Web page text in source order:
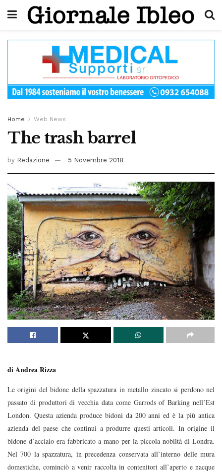
Home Web News
The trash barrel
by Redazione 5 Novembre 2018
di Andrea Rizza
Le origini del bidone della spazzatura in metallo zincato si perdono nel
passato di produttori di vecchia data come Garrods of Barking nell’Est
London. Questa azienda produce bidoni da 200 anni ed è la più antica
azienda del paese che continui a produrre questi articoli. In origine il
bidone d’acciaio era fabbricato a mano per la piccola nobiltà di Londra.
Nel 700 la spazzatura, in precedenza conservata all’interno delle mura
domestiche, cominciò a venir raccolta in contenitori all’aperto e nacque